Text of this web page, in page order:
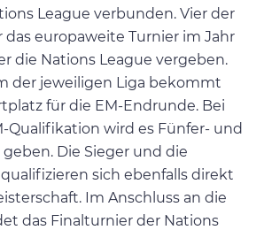
League verbunden. Vier der
das europaweite Turnier im Jahr
die Nations League vergeben.
der jeweiligen Liga bekommt
für die EM-Endrunde. Bei
Qualifikation wird es Fünfer- und
Die Sieger und die
sich ebenfalls direkt
Im Anschluss an die
das Finalturnier der Nations